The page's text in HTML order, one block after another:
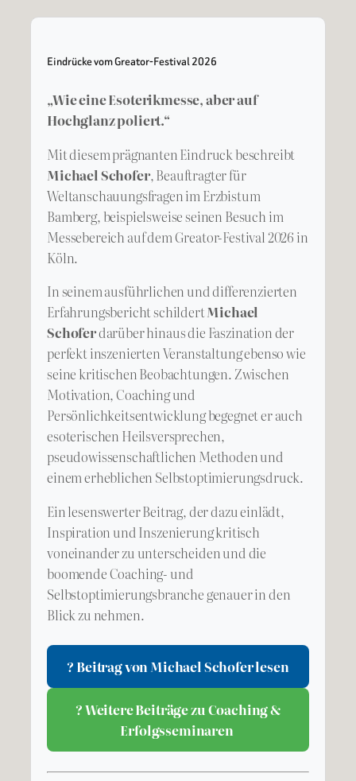
Eindrücke vom Greator-Festival 2026
„Wie eine Esoterikmesse, aber auf
Hochglanz poliert.“
Mit diesem prägnanten Eindruck beschreibt
Michael Schofer, Beauftragter für
Weltanschauungsfragen im Erzbistum
Bamberg, beispielsweise seinen Besuch im
Messebereich auf dem Greator-Festival 2026 in
Köln.
In seinem ausführlichen und differenzierten
Erfahrungsbericht schildertMichael
Schoferdarüber hinaus die Faszination der
perfekt inszenierten Veranstaltung ebenso wie
seine kritischen Beobachtungen. Zwischen
Motivation, Coaching und
Persönlichkeitsentwicklung begegnet er auch
esoterischen Heilsversprechen,
pseudowissenschaftlichen Methoden und
einem erheblichen Selbstoptimierungsdruck.
Ein lesenswerter Beitrag, der dazu einlädt,
Inspiration und Inszenierung kritisch
voneinander zu unterscheiden und die
boomende Coaching- und
Selbstoptimierungsbranche genauer in den
Blick zu nehmen.
? Beitrag von Michael Schofer lesen
? Weitere Beiträge zu Coaching &
Erfolgsseminaren